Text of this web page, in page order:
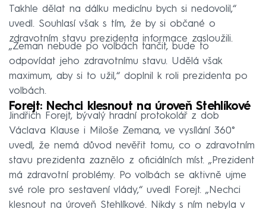
Takhle dělat na dálku medicínu bych si nedovolil,“
uvedl. Souhlasí však s tím, že by si občané o
zdravotním stavu prezidenta informace zasloužili.
„Zeman nebude po volbách tančit, bude to
odpovídat jeho zdravotnímu stavu. Udělá však
maximum, aby si to užil,“ doplnil k roli prezidenta po
volbách.
Forejt: Nechci klesnout na úroveň Stehlíkové
Jindřich Forejt, bývalý hradní protokolář z dob
Václava Klause i Miloše Zemana, ve vysílání 360°
uvedl, že nemá důvod nevěřit tomu, co o zdravotním
stavu prezidenta zaznělo z oficiálních míst. „Prezident
má zdravotní problémy. Po volbách se aktivně ujme
své role pro sestavení vlády,“ uvedl Forejt. „Nechci
klesnout na úroveň Stehlíkové. Nikdy s ním nebyla v